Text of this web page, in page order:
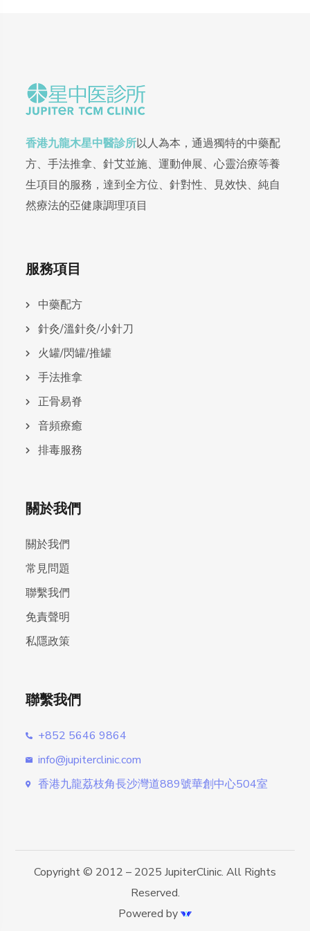
香港九龍木星中醫診所以人為本，通過獨特的中藥配
方、手法推拿、針艾並施、運動伸展、心靈治療等養
生項目的服務，達到全方位、針對性、見效快、純自
然療法的亞健康調理項目
服務項目
中藥配方
針灸/溫針灸/小針刀
火罐/閃罐/推罐
手法推拿
正骨易脊
⾳頻療癒
排毒服務
關於我們
關於我們
常見問題
聯繫我們
免責聲明
私隱政策
聯繫我們
+852 5646 9864
info@jupiterclinic.com
香港九龍荔枝角長沙灣道889號華創中心504室
Copyright © 2012 – 2025 JupiterClinic. All Rights
Reserved.
Powered by